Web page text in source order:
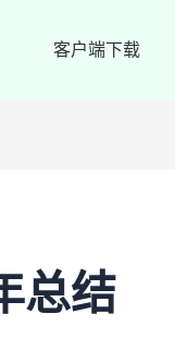
客户端下载
总结